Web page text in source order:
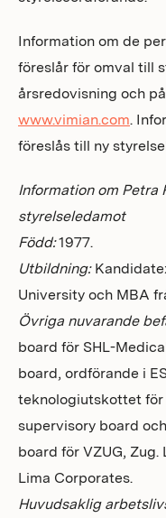
Information om de
föreslår för omval till
årsredovisning och
www.vimian.com.
föreslås till ny
Information om Petra
styrelseledamot
Född:1977.
Utbildning:
University och MBA
Övriga nuvarande
board för SHL-
board, ordförande i
teknologiutskottet för
supervisory board
board för VZUG,
Lima Corporates.
Huvudsaklig